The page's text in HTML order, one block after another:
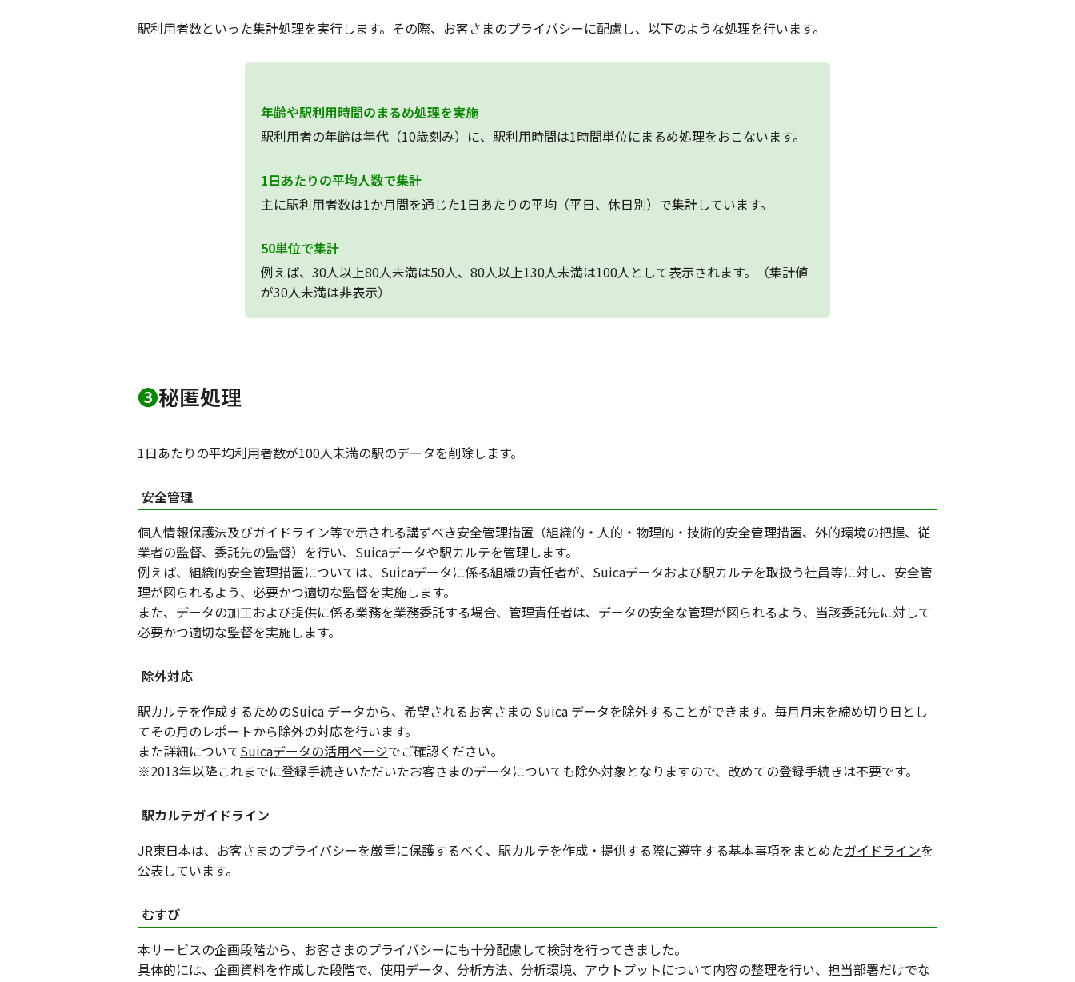
駅利用者数といった集計処理を実行します。その際、お客さまのプライバシーに配慮し、以下のような処理を行います。
年齢や駅利用時間のまるめ処理を実施
駅利用者の年齢は年代（10歳刻み）に、駅利用時間は1時間単位にまるめ処理をおこないます。
1日あたりの平均人数で集計
主に駅利用者数は1か月間を通じた1日あたりの平均（平日、休日別）で集計しています。
50単位で集計
例えば、30人以上80人未満は50人、80人以上130人未満は100人として表示されます。（集計値
が30人未満は非表示）
❸秘匿処理
1日あたりの平均利用者数が100人未満の駅のデータを削除します。
安全管理
個人情報保護法及びガイドライン等で示される講ずべき安全管理措置（組織的・人的・物理的・技術的安全管理措置、外的環境の把握、従
業者の監督、委託先の監督）を行い、Suicaデータや駅カルテを管理します。
例えば、組織的安全管理措置については、Suicaデータに係る組織の責任者が、Suicaデータおよび駅カルテを取扱う社員等に対し、安全管
理が図られるよう、必要かつ適切な監督を実施します。
また、データの加工および提供に係る業務を業務委託する場合、管理責任者は、データの安全な管理が図られるよう、当該委託先に対して
必要かつ適切な監督を実施します。
除外対応
駅カルテを作成するためのSuica データから、希望されるお客さまの Suica データを除外することができます。毎月月末を締め切り日とし
てその月のレポートから除外の対応を行います。
また詳細についてSuicaデータの活用ページでご確認ください。
※2013年以降これまでに登録手続きいただいたお客さまのデータについても除外対象となりますので、改めての登録手続きは不要です。
駅カルテガイドライン
JR東日本は、お客さまのプライバシーを厳重に保護するべく、駅カルテを作成・提供する際に遵守する基本事項をまとめたガイドラインを
公表しています。
むすび
本サービスの企画段階から、お客さまのプライバシーにも十分配慮して検討を行ってきました。
具体的には、企画資料を作成した段階で、使用データ、分析方法、分析環境、アウトプットについて内容の整理を行い、担当部署だけでな